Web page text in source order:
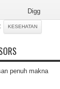
Digg
KESEHATAN
penuh makna